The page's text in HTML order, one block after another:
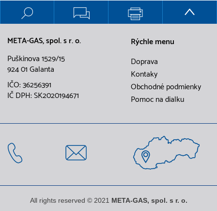
META-GAS, spol. s r. o.
Puškinova 1529/15
924 01 Galanta
IČO: 36256391
IČ DPH: SK2020194671
Rýchle menu
Doprava
Kontaky
Obchodné podmienky
Pomoc na dialku
All rights reserved © 2021 META-GAS, spol. s r. o.